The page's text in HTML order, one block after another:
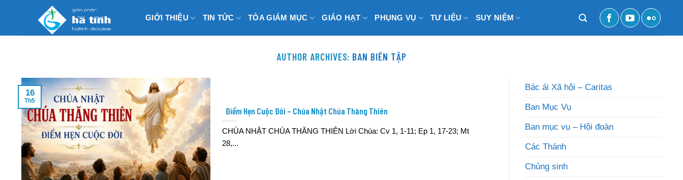
GIỚI THIỆU TIN TỨC TÒA GIÁM MỤC GIÁO HẠT PHỤNG VỤ TƯ LIỆU SUY NIỆM
AUTHOR ARCHIVES: BAN BIÊN TẬP
Điểm Hẹn Cuộc Đời – Chúa Nhật Chúa Thăng Thiên
CHÚA NHẬT CHÚA THĂNG THIÊN Lời Chúa: Cv 1, 1-11; Ep 1, 17-23; Mt
28,...
16
Th5
Bác ái Xã hội – Caritas
Ban Mục Vụ
Ban mục vụ – Hội đoàn
Các Thánh
Chủng sinh